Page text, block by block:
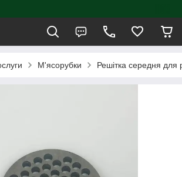
М'ясорубки Решітка середня для